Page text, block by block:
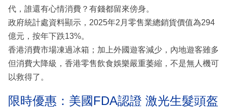
代，誰還有心情消費？有錢都留來傍身。
政府統計處資料顯示，2025年2月零售業總銷貨價值為294
億元，按年下跌13%。
香港消費市場凍過冰箱；加上外國遊客減少，內地遊客雖多
但消費大降級，香港零售飲食娛樂嚴重萎縮，不是無人機可
以救得了。
限時優惠：美國FDA認證 激光生髮頭盔